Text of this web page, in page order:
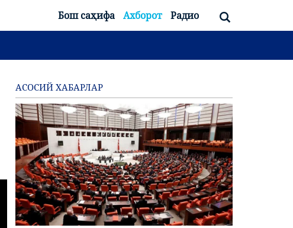
Бош саҳифа Ахборот Радио
АСОСИЙ ХАБАРЛАР